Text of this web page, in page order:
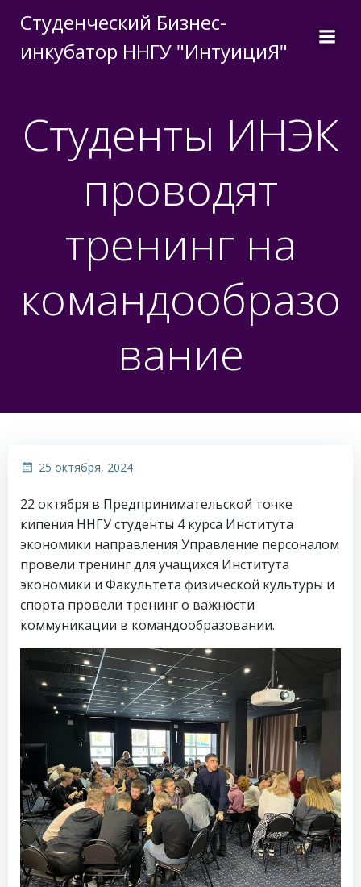
к
содержимому
Студенческий Бизнес-
инкубатор ННГУ "ИнтуициЯ"
Студенты ИНЭК
проводят
тренинг на
командообразо
вание
25 октября, 2024
22 октября в Предпринимательской точке
кипения ННГУ студенты 4 курса Института
экономики направления Управление персоналом
провели тренинг для учащихся Института
экономики и Факультета физической культуры и
спорта провели тренинг о важности
коммуникации в командообразовании.